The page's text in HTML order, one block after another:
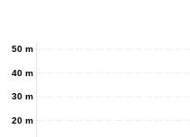
20 m
30 m
40 m
50 m